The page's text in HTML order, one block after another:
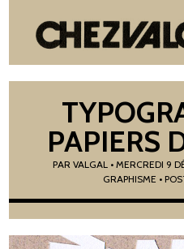
PAPIERS
PARVALGAL •MERCREDI 9
GRAPHISME •